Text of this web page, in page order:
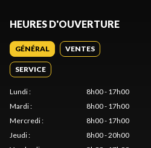
HEURES D'OUVERTURE
GÉNÉRAL VENTES
SERVICE
Lundi:
8h00 - 17h00
Mardi:
8h00 - 17h00
Mercredi:
8h00 - 17h00
Jeudi:
8h00 - 20h00